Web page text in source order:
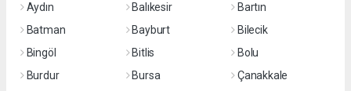
Aydın
Balıkesir
Bartın
Batman
Bayburt
Bilecik
Bingöl
Bitlis
Bolu
Burdur
Bursa
Çanakkale